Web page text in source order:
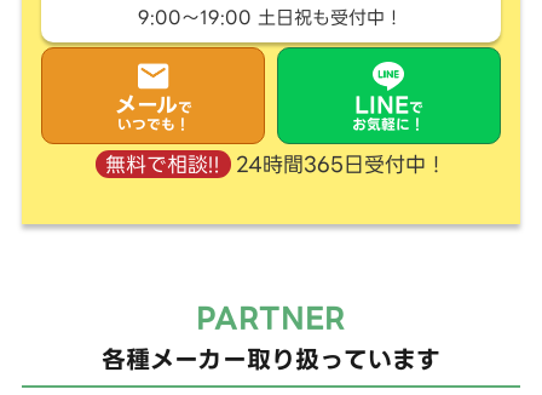
9:00〜19:00 土日祝も受付中！
メールで
いつでも！
LINEで
お気軽に！
無料で相談!! 24時間365日受付中！
PARTNER
各種メーカー取り扱っています